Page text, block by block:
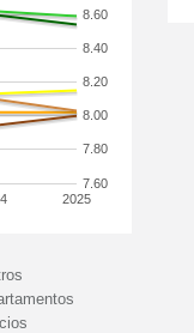
2025
7.60
7.80
8.00
8.20
8.40
8.60